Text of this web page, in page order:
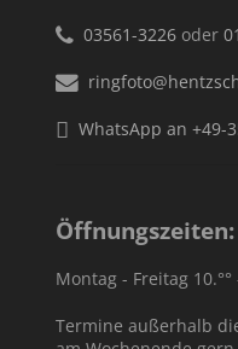
03561-3226oder
WhatsApp an +49-
Öffnungszeiten:
Montag - Freitag 10.°°
Termine außerhalb